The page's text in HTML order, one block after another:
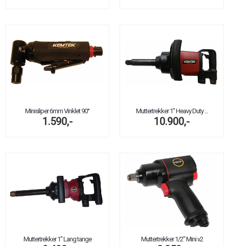
Minisliper 6mm Vinklet 90°
1.590,-
Muttertrekker 1" Heavy Duty ...
10.900,-
Muttertrekker 1" Lang tange Muttertrekker 1/2" Mini v2